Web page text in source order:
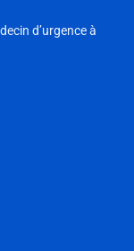
d’urgence à